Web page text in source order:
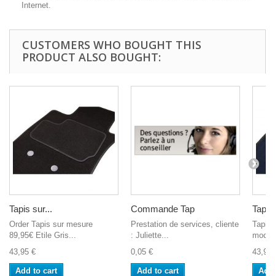
Internet.
CUSTOMERS WHO BOUGHT THIS
PRODUCT ALSO BOUGHT:
Tapis sur...
Order Tapis sur mesure
89,95€ Etile Gris...
43,95 €
Add to cart
Commande Tap
Prestation de services, cliente
: Juliette...
0,05 €
Add to cart
Tapis
43,95